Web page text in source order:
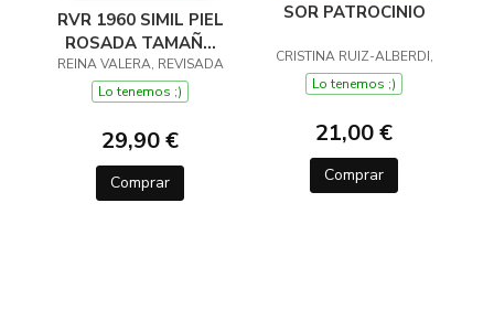
RVR 1960 SIMIL PIEL
ROSADA TAMAÑO
MANUAL NOMBRES
DE DIOS
REINA VALERA, REVISADA
Lo tenemos ;)
29,90 €
Comprar
SOR PATROCINIO
CRISTINA RUIZ-ALBERDI,
Lo tenemos ;)
21,00 €
Comprar